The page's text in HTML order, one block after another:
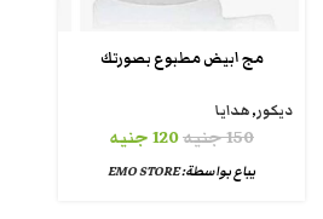
مج ابيض مطبوع بصورتك
ديكور,هدايا
150جنيه120جنيه
يباع بواسطة:EMO STORE